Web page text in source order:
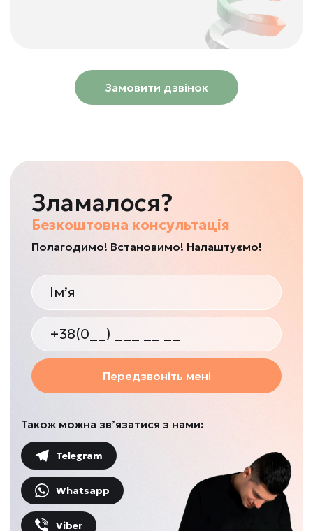
Замовити дзвінок
Зламалося?
Безкоштовна консультація
Полагодимо! Встановимо! Налаштуємо!
Передзвоніть мені
Також можна зв’язатися з нами:
Telegram
Whatsapp
Viber